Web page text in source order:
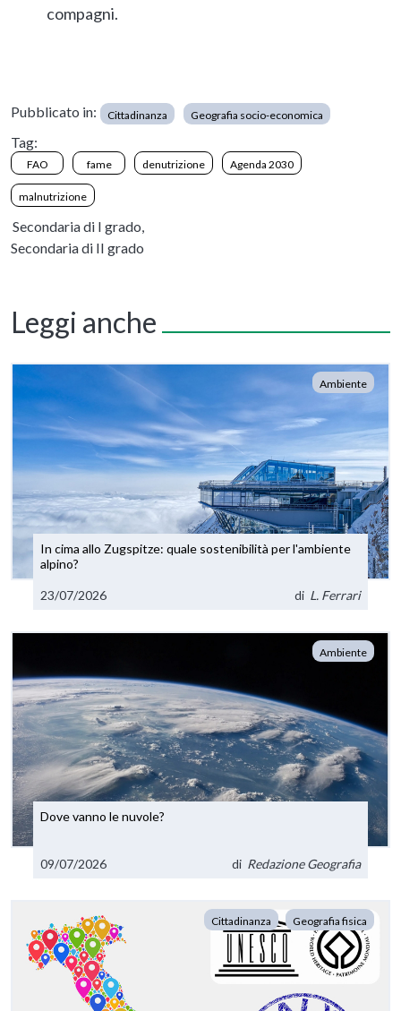
compagni.
Pubblicato in: Cittadinanza Geografia socio-economica
Tag:
FAO fame denutrizione Agenda 2030
malnutrizione
Secondaria di I grado,
Secondaria di II grado
Leggi anche
Ambiente
In cima allo Zugspitze: quale sostenibilità per l'ambiente
alpino?
23/07/2026 di L. Ferrari
Ambiente
Dove vanno le nuvole?
09/07/2026 di Redazione Geografia
Cittadinanza Geografia fisica